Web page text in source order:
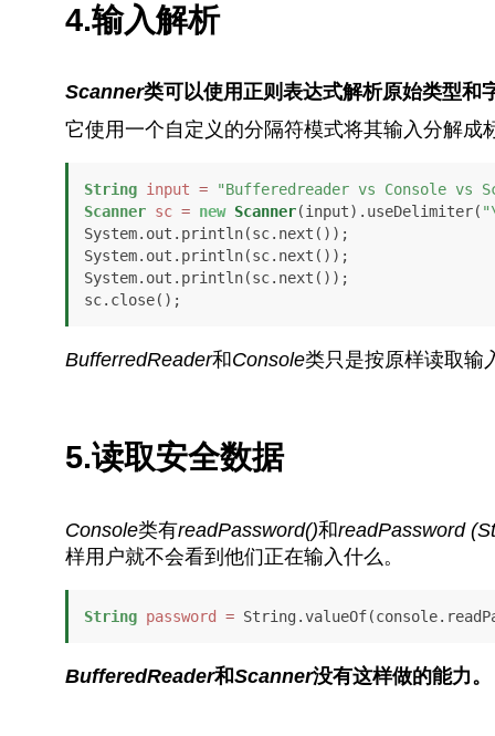
4.输入解析
Scanner类可以使用正则表达式解析原始类型和
它使用一个自定义的分隔符模式将其输入分解成
String input =
"Bufferedreader vs Console vs
Scanner sc = new Scanner(input).useDelimiter(
System.out.println(sc.next());
System.out.println(sc.next());
System.out.println(sc.next());
sc.close();
BufferredReader和Console类只是按原样读取输
5.读取安全数据
Console类有readPassword()和readPassword
样用户就不会看到他们正在输入什么。
String password =
BufferedReader和Scanner没有这样做的能力。